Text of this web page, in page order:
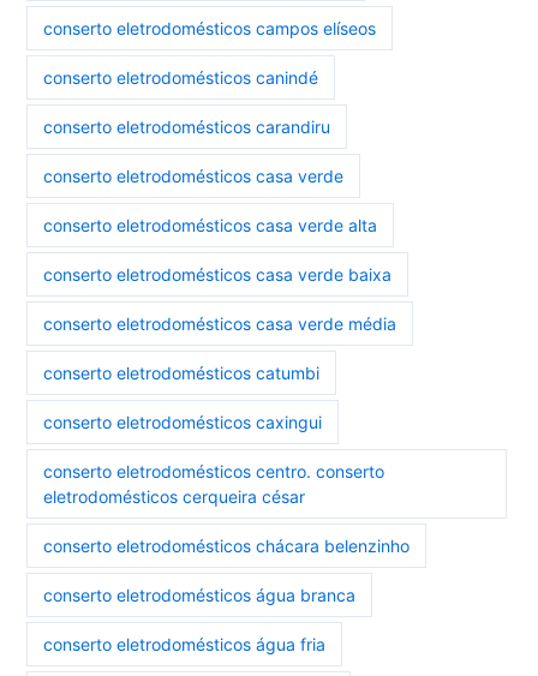
conserto eletrodomésticos campos elíseos
conserto eletrodomésticos canindé
conserto eletrodomésticos carandiru
conserto eletrodomésticos casa verde
conserto eletrodomésticos casa verde alta
conserto eletrodomésticos casa verde baixa
conserto eletrodomésticos casa verde média
conserto eletrodomésticos catumbi
conserto eletrodomésticos caxingui
conserto eletrodomésticos centro. conserto
eletrodomésticos cerqueira césar
conserto eletrodomésticos chácara belenzinho
conserto eletrodomésticos água branca
conserto eletrodomésticos água fria